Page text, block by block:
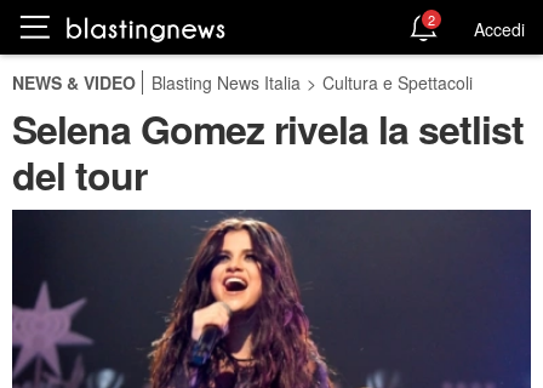
2 Accedi
NEWS & VIDEO Blasting News Italia > Cultura e Spettacoli
Selena Gomez rivela la setlist
del tour